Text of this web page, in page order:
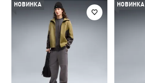
НОВИНКА НОВИНКА